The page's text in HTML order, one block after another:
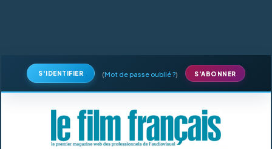
S'IDENTIFIER (Mot de passe oublié ?) S'ABONNER